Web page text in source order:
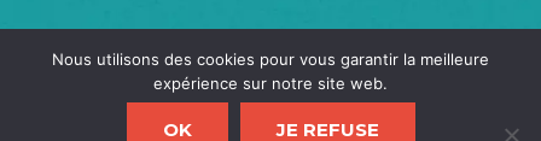
Mentions légales
Politique de confidentialité
Nous utilisons des cookies pour vous garantir la meilleure
expérience sur notre site web.
OK JE REFUSE